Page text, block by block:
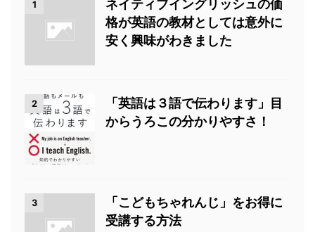
1
ネイティブイングリッシュの価
格が英語の教材としては意外に
安く興味がわきました
2
「英語は３語で伝わります」目
からうろこの分かりやすさ！
3
「こどもちゃれんじ」をお得に
受講する方法